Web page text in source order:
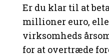
Er du klar til at
millioner euro,
virksomheds
for at overtræde